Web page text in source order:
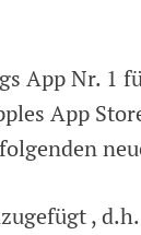
App Nr. 1
App
,